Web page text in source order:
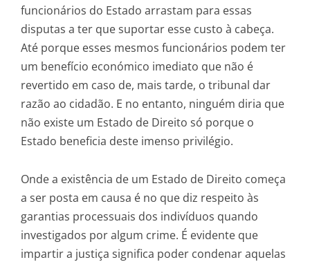
funcionários do Estado arrastam para essas
disputas a ter que suportar esse custo à cabeça.
Até porque esses mesmos funcionários podem ter
um benefício económico imediato que não é
revertido em caso de, mais tarde, o tribunal dar
razão ao cidadão. E no entanto, ninguém diria que
não existe um Estado de Direito só porque o
Estado beneficia deste imenso privilégio.
Onde a existência de um Estado de Direito começa
a ser posta em causa é no que diz respeito às
garantias processuais dos indivíduos quando
investigados por algum crime. É evidente que
impartir a justiça significa poder condenar aquelas